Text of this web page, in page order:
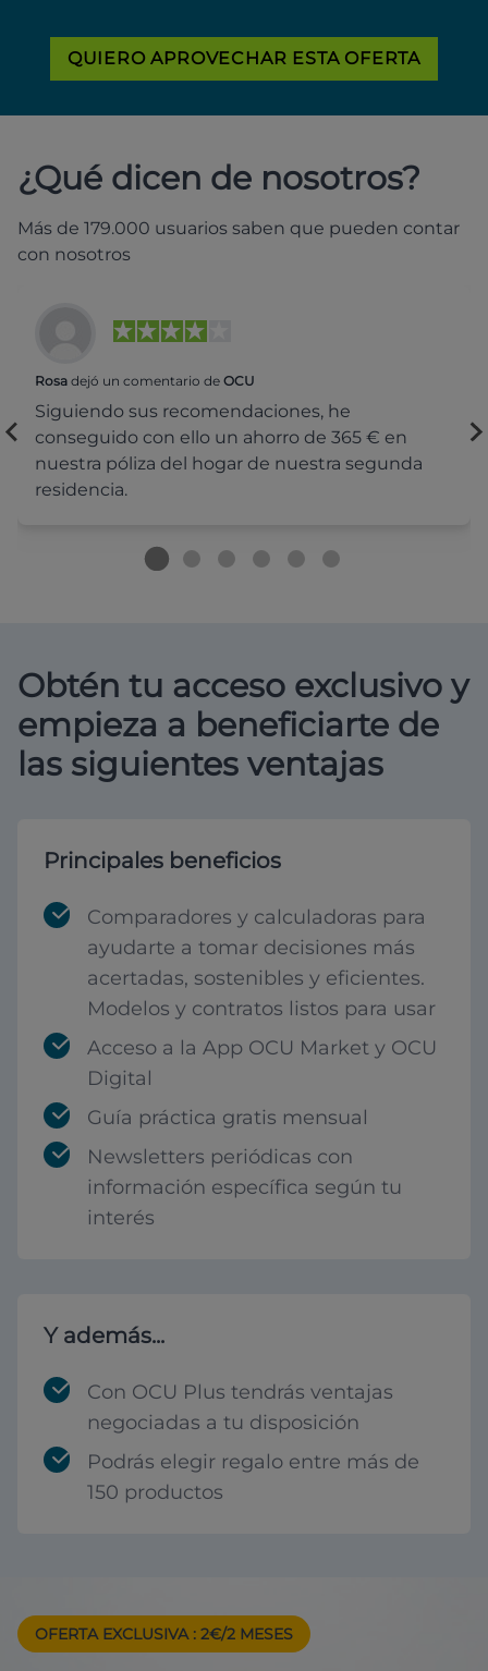
QUIERO APROVECHAR ESTA OFERTA
¿Qué dicen de nosotros?
Más de 179.000 usuarios saben que pueden contar
con nosotros
Rosa dejó un comentario de OCU
Siguiendo sus recomendaciones, he
conseguido con ello un ahorro de 365 € en
nuestra póliza del hogar de nuestra segunda
residencia.
Obtén tu acceso exclusivo y
empieza a beneficiarte de
las siguientes ventajas
Principales beneficios
Comparadores y calculadoras para
ayudarte a tomar decisiones más
acertadas, sostenibles y eficientes.
Modelos y contratos listos para usar
Acceso a la App OCU Market y OCU
Digital
Guía práctica gratis mensual
Newsletters periódicas con
información específica según tu
interés
Y además...
Con OCU Plus tendrás ventajas
negociadas a tu disposición
Podrás elegir regalo entre más de
150 productos
OFERTA EXCLUSIVA : 2€/2 MESES